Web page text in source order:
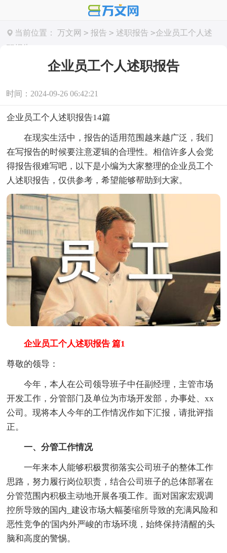
当前位置： 万文网 > 报告 > 述职报告 >企业员工个人述
职报告
企业员工个人述职报告
时间：2024-09-26 06:42:21
企业员工个人述职报告14篇
在现实生活中，报告的适用范围越来越广泛，我们
在写报告的时候要注意逻辑的合理性。相信许多人会觉
得报告很难写吧，以下是小编为大家整理的企业员工个
人述职报告，仅供参考，希望能够帮助到大家。
企业员工个人述职报告 篇1
尊敬的领导：
今年，本人在公司领导班子中任副经理，主管市场
开发工作，分管部门及单位为市场开发部，办事处、xx
公司。现将本人今年的工作情况作如下汇报，请批评指
正。
一、分管工作情况
一年来本人能够积极贯彻落实公司班子的整体工作
思路，努力履行岗位职责，结合公司班子的总体部署在
分管范围内积极主动地开展各项工作。面对国家宏观调
控所导致的国内_建设市场大幅萎缩所导致的充满风险和
恶性竞争的'国内外严峻的市场环境，始终保持清醒的头
脑和高度的警惕。